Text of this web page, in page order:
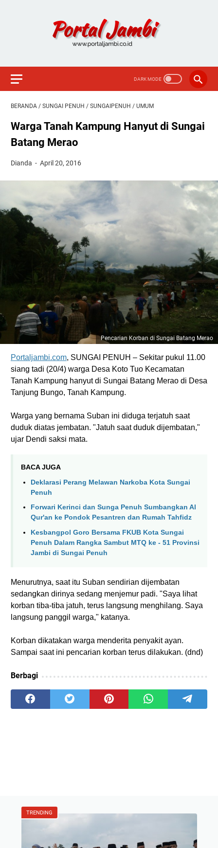
BERANDA / SUNGAI PENUH / SUNGAIPENUH / UMUM
Warga Tanah Kampung Hanyut di Sungai
Batang Merao
Dianda April 20, 2016
Pencarian Korban di Sungai Batang Merao
Portaljambi.com, SUNGAI PENUH – Sekitar pukul 11.00
siang tadi (20/4) warga Desa Koto Tuo Kecamatan
Tanah Kampung hanyut di Sungai Batang Merao di Desa
Tanjung Bungo, Tanah Kampung.
Warga yang bernama Suban ini diduga terjatuh saat
duduk diatas jembatan. "Jatuh saat duduk dijembatan,"
ujar Dendi saksi mata.
BACA JUGA
Deklarasi Perang Melawan Narkoba Kota Sungai
Penuh
Forwari Kerinci dan Sunga Penuh Sumbangkan Al
Qur'an ke Pondok Pesantren dan Rumah Tahfidz
Kesbangpol Goro Bersama FKUB Kota Sungai
Penuh Dalam Rangka Sambut MTQ ke - 51 Provinsi
Jambi di Sungai Penuh
Menurutnya, saat itu Suban sendirian dijembatan
sedangkan dirinya sedang menjemur padi. "Saya lihat
korban tiba-tiba jatuh, terus langsung menghilang. Saya
langsung panggil warga," katanya.
Korban dikatakan warga menderita penyakit ayan.
Sampai saat ini pencarian korban terus dilakukan. (dnd)
Berbagi
TRENDING